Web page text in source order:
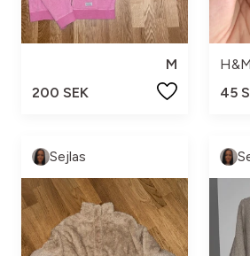
M
200 SEK
H&M
45
Sejlas